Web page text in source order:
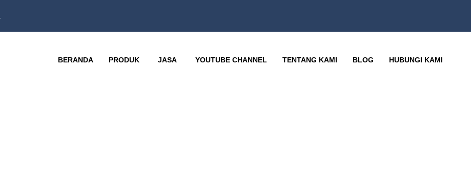
BERANDA PRODUK JASA YOUTUBE CHANNEL TENTANG KAMI BLOG HUBUNGI KAMI